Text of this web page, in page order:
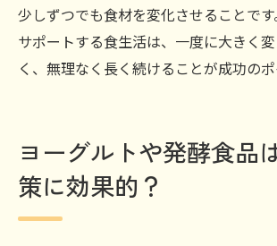
少しずつでも食材を変化させることで
サポートする食生活は、一度に大きく
く、無理なく長く続けることが成功のポ
ヨーグルトや発酵食品
策に効果的？